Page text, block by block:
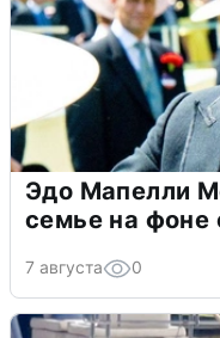
Эдо Мапелли
семье на фоне
7 августа 0